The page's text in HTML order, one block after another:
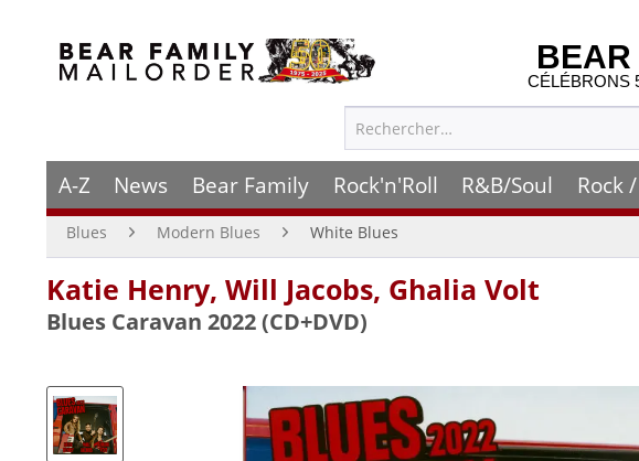
BEAR
CÉLÉBRONS
A-Z News Bear Family Rock'n'Roll R&B/Soul Rock
Blues Modern Blues White Blues
Katie Henry, Will Jacobs, Ghalia Volt
Blues Caravan 2022 (CD+DVD)